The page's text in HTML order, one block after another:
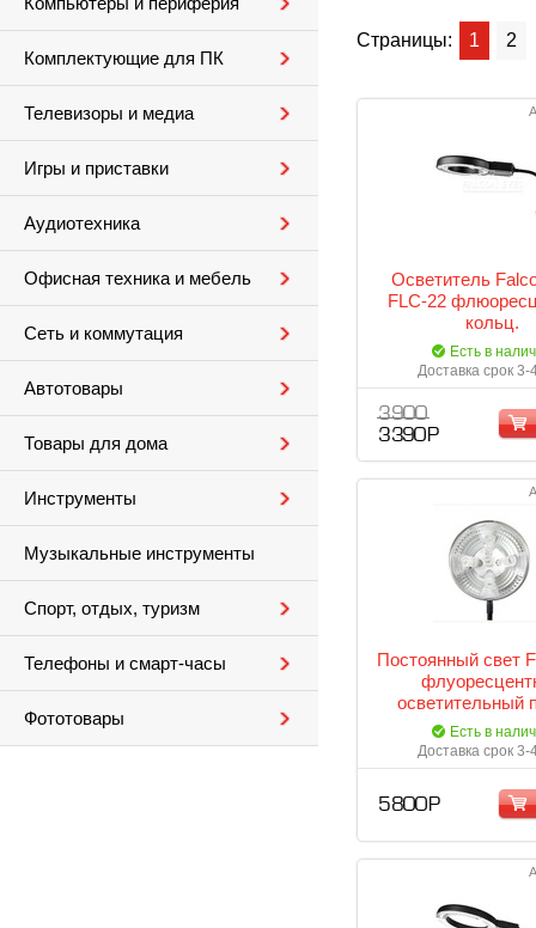
Комплектующие для ПК
Телевизоры и медиа
Игры и приставки
Аудиотехника
Офисная техника и мебель
Сеть и коммутация
Автотовары
Товары для дома
Инструменты
Музыкальные инструменты
Спорт, отдых, туризм
Телефоны и смарт-часы
Фототовары
Страницы: 1 2
Осветитель
FLC-22
кольц.
Есть в
Доставка срок 3-
3 900
3 390 Р
Постоянный свет
осветительный
Есть в
Доставка срок 3-
5 800 Р